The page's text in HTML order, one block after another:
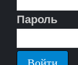
Пароль